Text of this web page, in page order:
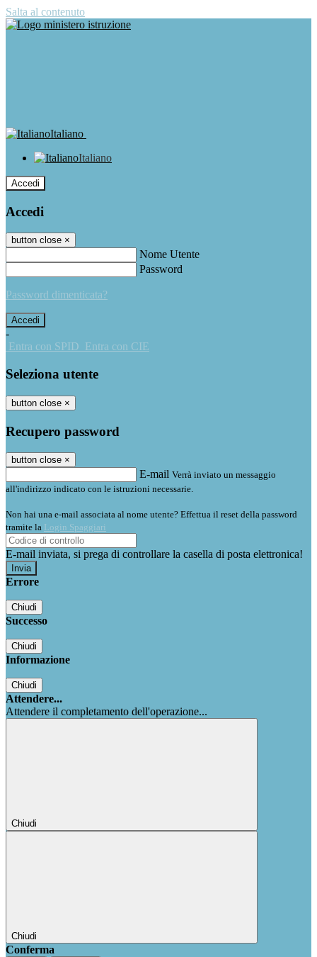
Salta al contenuto
Italiano
Italiano
Accedi
Accedi
button close ×
Nome Utente
Password
Password dimenticata?
-
Entra con SPID Entra con CIE
Seleziona utente
button close ×
Recupero password
button close ×
E-mail Verrà inviato un messaggio
all'indirizzo indicato con le istruzioni necessarie.
Non hai una e-mail associata al nome utente? Effettua il reset della password
tramite la Login Spaggiari
E-mail inviata, si prega di controllare la casella di posta elettronica!
Errore
Chiudi
Successo
Chiudi
Informazione
Chiudi
Attendere...
Attendere il completamento dell'operazione...
Chiudi
Chiudi
Conferma